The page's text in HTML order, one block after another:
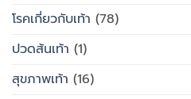
โรคเกี่ยวกับเท้า (78)
ปวดส้นเท้า (1)
สุขภาพเท้า (16)